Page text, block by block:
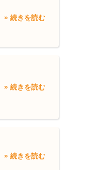
» 続きを読む
» 続きを読む
» 続きを読む